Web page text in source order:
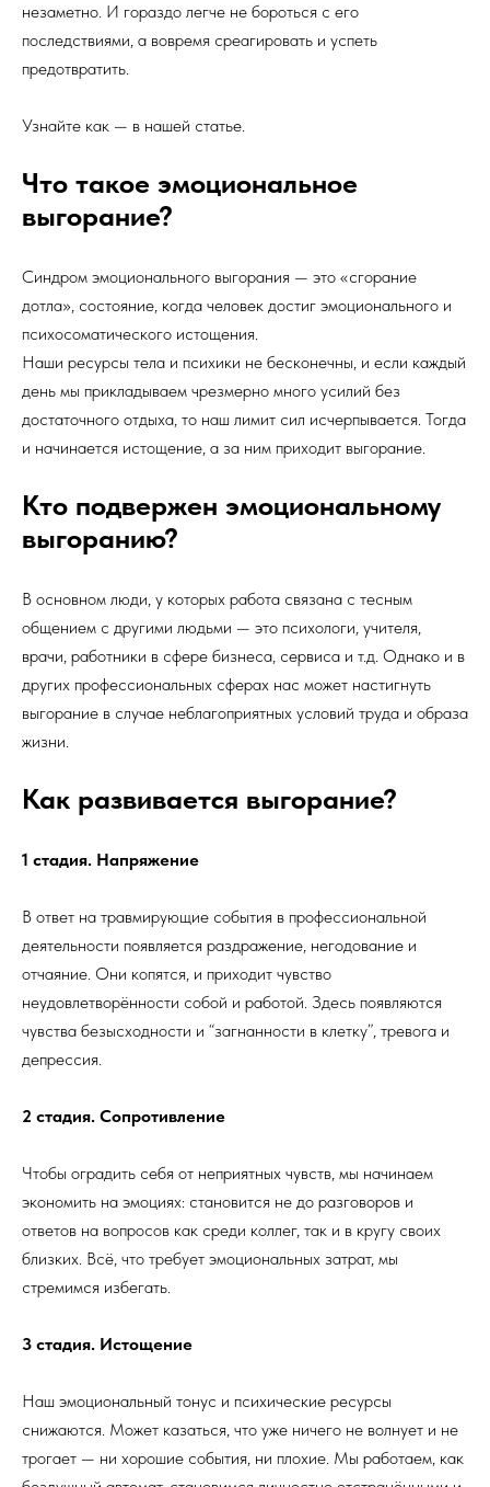
незаметно. И гораздо легче не бороться с его
последствиями, а вовремя среагировать и успеть
предотвратить.
Узнайте как — в нашей статье.
Что такое эмоциональное
выгорание?
Синдром эмоционального выгорания — это «сгорание
дотла», состояние, когда человек достиг эмоционального и
психосоматического истощения.
Наши ресурсы тела и психики не бесконечны, и если каждый
день мы прикладываем чрезмерно много усилий без
достаточного отдыха, то наш лимит сил исчерпывается. Тогда
и начинается истощение, а за ним приходит выгорание.
Кто подвержен эмоциональному
выгоранию?
В основном люди, у которых работа связана с тесным
общением с другими людьми — это психологи, учителя,
врачи, работники в сфере бизнеса, сервиса и т.д. Однако и в
других профессиональных сферах нас может настигнуть
выгорание в случае неблагоприятных условий труда и образа
жизни.
Как развивается выгорание?
1 стадия. Напряжение
В ответ на травмирующие события в профессиональной
деятельности появляется раздражение, негодование и
отчаяние. Они копятся, и приходит чувство
неудовлетворённости собой и работой. Здесь появляются
чувства безысходности и “загнанности в клетку”, тревога и
депрессия.
2 стадия. Сопротивление
Чтобы оградить себя от неприятных чувств, мы начинаем
экономить на эмоциях: становится не до разговоров и
ответов на вопросов как среди коллег, так и в кругу своих
близких. Всё, что требует эмоциональных затрат, мы
стремимся избегать.
3 стадия. Истощение
Наш эмоциональный тонус и психические ресурсы
снижаются. Может казаться, что уже ничего не волнует и не
трогает — ни хорошие события, ни плохие. Мы работаем, как